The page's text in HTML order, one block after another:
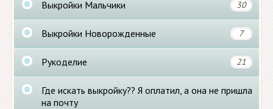
Выкройки Мальчики 30
Выкройки Новорожденные 7
Рукоделие 21
Где искать выкройку?? Я оплатил, а она не пришла
на почту